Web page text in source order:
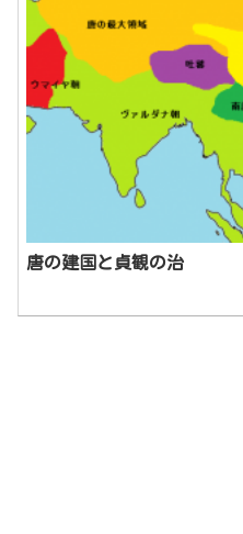
唐の建国と貞観の治